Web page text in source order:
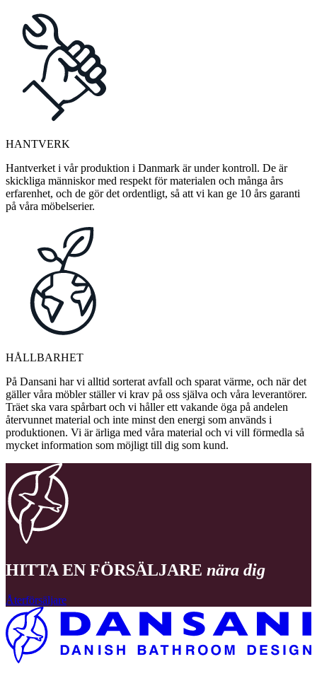
HANTVERK
Hantverket i vår produktion i Danmark är under kontroll. De är
skickliga människor med respekt för materialen och många års
erfarenhet, och de gör det ordentligt, så att vi kan ge 10 års garanti
på våra möbelserier.
HÅLLBARHET
På Dansani har vi alltid sorterat avfall och sparat värme, och när det
gäller våra möbler ställer vi krav på oss själva och våra leverantörer.
Träet ska vara spårbart och vi håller ett vakande öga på andelen
återvunnet material och inte minst den energi som används i
produktionen. Vi är ärliga med våra material och vi vill förmedla så
mycket information som möjligt till dig som kund.
HITTA EN FÖRSÄLJARE nära dig
Återförsäljare